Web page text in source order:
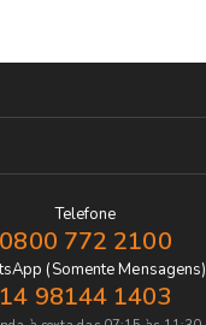
Telefone
0800 772 2100
(Somente Mensagens)
14 98144 1403